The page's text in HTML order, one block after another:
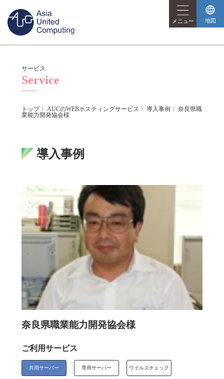
サービス
Service
トップ〉 AUCのWEBホスティングサービス 〉 導入事例 〉 奈良県職
業能力開発協会様
導入事例
奈良県職業能力開発協会様
ご利用サービス
共用サーバー 専用サーバー ウイルスチェック